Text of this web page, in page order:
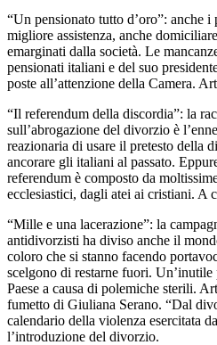
“Un pensionato tutto d’oro”: anche i
migliore assistenza, anche
emarginati dalla società. Le
pensionati italiani e del suo
poste all’attenzione della Camera.
“Il referendum della discordia”: la
sull’abrogazione del divorzio è
reazionaria di usare il pretesto della
ancorare gli italiani al passato.
referendum è composto da
ecclesiastici, dagli atei ai cristiani. A
“Mille e una lacerazione”: la
antidivorzisti ha diviso anche il
coloro che si stanno facendo
scelgono di restarne fuori.
Paese a causa di polemiche sterili.
fumetto di Giuliana Serano. “Dal
calendario della violenza esercitata
l’introduzione del divorzio.